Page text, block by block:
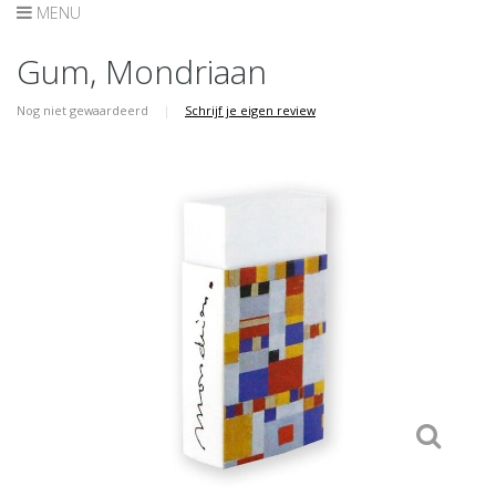
MENU
Gum, Mondriaan
Nog niet gewaardeerd | Schrijf je eigen review